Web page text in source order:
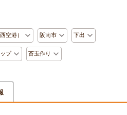
空港） 阪南市 下出
プ 苔玉作り